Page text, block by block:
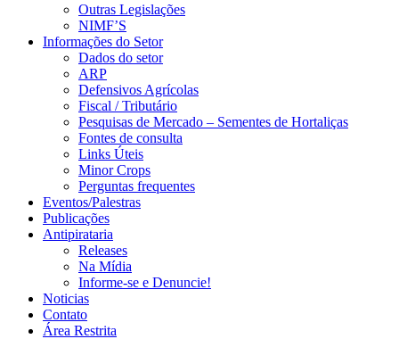
Outras Legislações
NIMF’S
Informações do Setor
Dados do setor
ARP
Defensivos Agrícolas
Fiscal / Tributário
Pesquisas de Mercado – Sementes de Hortaliças
Fontes de consulta
Links Úteis
Minor Crops
Perguntas frequentes
Eventos/Palestras
Publicações
Antipirataria
Releases
Na Mídia
Informe-se e Denuncie!
Noticias
Contato
Área Restrita